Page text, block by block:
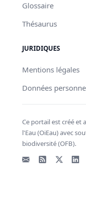
Glossaire
Thésaurus
JURIDIQUES
Mentions légales
Données
Ce portail est créé et
l'Eau (OiEau) avec
biodiversité (OFB).